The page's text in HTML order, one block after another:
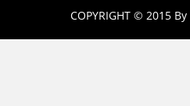
COPYRIGHT © 2015 By